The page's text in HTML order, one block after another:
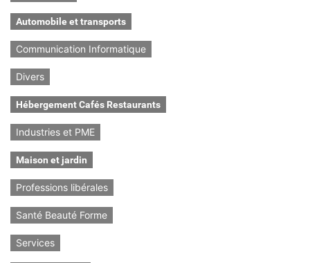
Automobile et transports
Communication Informatique
Divers
Hébergement Cafés Restaurants
Industries et PME
Maison et jardin
Professions libérales
Santé Beauté Forme
Services